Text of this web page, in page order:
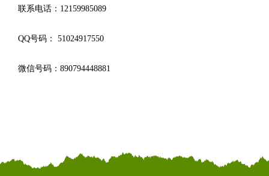
联系电话：12159985089
QQ号码： 51024917550
微信号码：890794448881